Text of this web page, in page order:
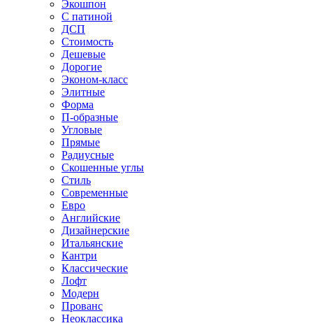
Экошпон
С патиной
ДСП
Стоимость
Дешевые
Дорогие
Эконом-класс
Элитные
Форма
П-образные
Угловые
Прямые
Радиусные
Скошенные углы
Стиль
Современные
Евро
Английские
Дизайнерские
Итальянские
Кантри
Классические
Лофт
Модерн
Прованс
Неоклассика